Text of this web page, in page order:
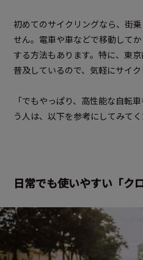
初めてのサイクリングなら、街
せん。電車や車などで移動して
する方法もあります。特に、東
普及しているので、気軽にサイク
「でもやっぱり、高性能な自転
う人は、以下を参考にしてみてく
日常でも使いやすい「ク